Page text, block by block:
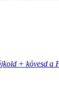
+ kövesd a